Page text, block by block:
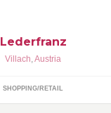
Lederfranz
Villach,Austria
SHOPPING/RETAIL